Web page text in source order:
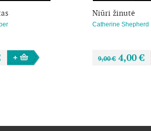
Niūri žinutė
Catherine Shepherd
9,00 € 4,00 €